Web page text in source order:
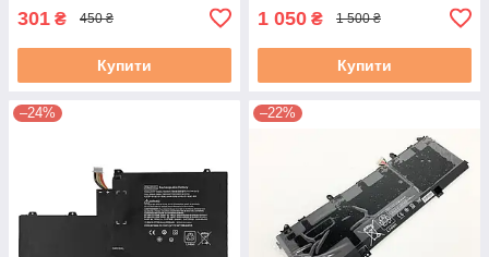
301 ₴ 450 ₴
Купити
1 050 ₴ 1 500 ₴
Купити
–24% –22%